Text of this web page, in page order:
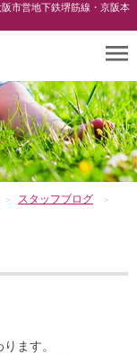
市営地下鉄堺筋線・京阪本
スタッフブログ
ます。